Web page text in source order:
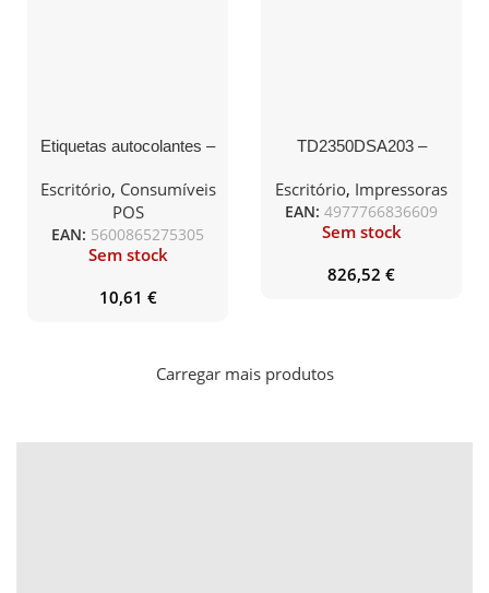
Etiquetas autocolantes –
Escritório, Consumíveis
POS
EAN: 5600865275305
Sem stock
10,61 €
TD2350DSA203 –
e talões térmica direta de
secretária para uso
profissional. Tecnologia
térmica direta – Largura
– Velocidade 152,4
Escritório, Impressoras
EAN: 4977766836609
Sem stock
826,52 €
Carregar mais produtos